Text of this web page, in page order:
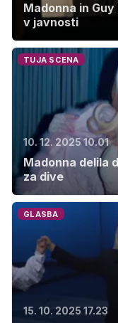
Madonna in
v javnosti
TUJA SCENA
10. 12. 2025 10.01
Madonna delila
za dive
GLASBA
15. 10. 2025 17.23